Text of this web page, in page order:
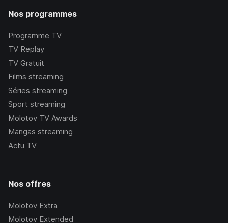
Nos programmes
Programme TV
TV Replay
TV Gratuit
Films streaming
Séries streaming
Sport streaming
Molotov TV Awards
Mangas streaming
Actu TV
Nos offres
Molotov Extra
Molotov Extended